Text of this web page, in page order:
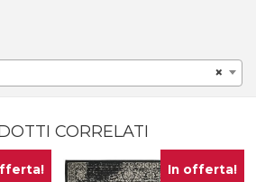
×
CORRELATI
In offerta!